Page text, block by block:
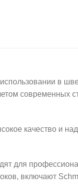
в
современных
качество и
для
включают